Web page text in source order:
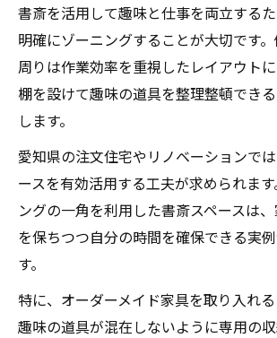
書斎を活用して趣味と仕事を両立する
明確にゾーニングすることが大切です
周りは作業効率を重視したレイアウト
棚を設けて趣味の道具を整理整頓でき
します。
愛知県の注文住宅やリノベーションで
ースを有効活用する工夫が求められま
ングの一角を利用した書斎スペースは
を保ちつつ自分の時間を確保できる実
す。
特に、オーダーメイド家具を取り入れ
趣味の道具が混在しないように専用の